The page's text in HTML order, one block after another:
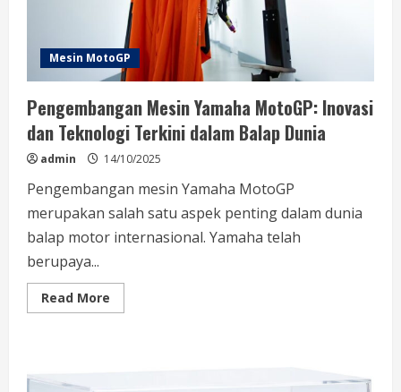
Mesin MotoGP
Pengembangan Mesin Yamaha MotoGP: Inovasi
dan Teknologi Terkini dalam Balap Dunia
admin 14/10/2025
Pengembangan mesin Yamaha MotoGP
merupakan salah satu aspek penting dalam dunia
balap motor internasional. Yamaha telah
berupaya...
Read More
more